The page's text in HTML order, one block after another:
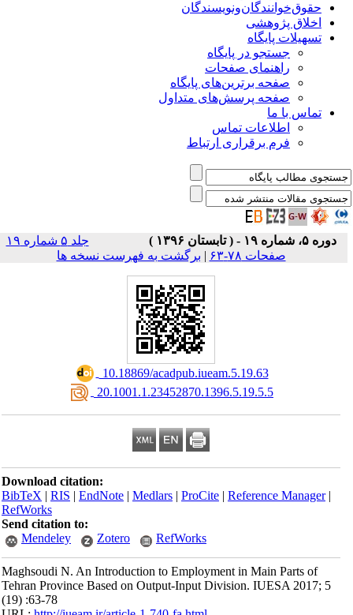
حقوق‌خوانندگان‌و‌نویسندگان
اخلاق پژوهشی
تسهیلات پایگاه
جستجو در پایگاه
راهنمای صفحات
صفحه برترین‌های پایگاه
صفحه پرسش‌های متداول
تماس با ما
اطلاعات تماس
فرم برقراری ارتباط
دوره ۵، شماره ۱۹ - ( تابستان ۱۳۹۶ )
جلد ۵ شماره ۱۹
صفحات ۷۸-۶۳
| برگشت به فهرست نسخه ها
‎ 10.18869/acadpub.iueam.5.19.63
‎ 20.1001.1.23452870.1396.5.19.5.5
Download citation:
BibTeX|RIS|EndNote|Medlars|ProCite|Reference Manager
RefWorks
Send citation to:
Mendeley
Zotero RefWorks
Maghsoudi N. An Introduction to Employment in Main Parts of
Tehran Province Based on Output-Input Division. IUESA 2017; 5
(19) :63-78